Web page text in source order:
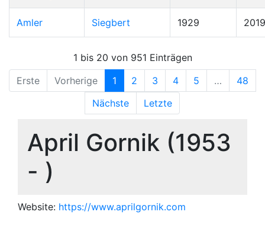
Amler Siegbert 1929 2019
1 bis 20 von 951 Einträgen
Erste
Vorherige 1 2 3 4 5 …
48
Nächste
Letzte
April Gornik (1953
- )
Website: https://www.aprilgornik.com